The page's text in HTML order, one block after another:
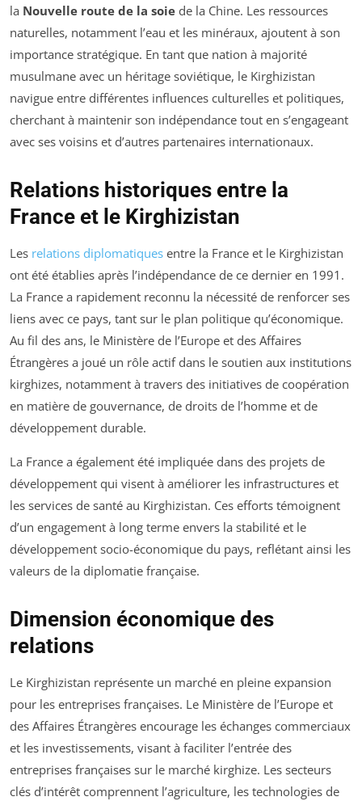
la Nouvelle route de la soie de la Chine. Les ressources
naturelles, notamment l’eau et les minéraux, ajoutent à son
importance stratégique. En tant que nation à majorité
musulmane avec un héritage soviétique, le Kirghizistan
navigue entre différentes influences culturelles et politiques,
cherchant à maintenir son indépendance tout en s’engageant
avec ses voisins et d’autres partenaires internationaux.
Relations historiques entre la
France et le Kirghizistan
Les relations diplomatiques entre la France et le Kirghizistan
ont été établies après l’indépendance de ce dernier en 1991.
La France a rapidement reconnu la nécessité de renforcer ses
liens avec ce pays, tant sur le plan politique qu’économique.
Au fil des ans, le Ministère de l’Europe et des Affaires
Étrangères a joué un rôle actif dans le soutien aux institutions
kirghizes, notamment à travers des initiatives de coopération
en matière de gouvernance, de droits de l’homme et de
développement durable.
La France a également été impliquée dans des projets de
développement qui visent à améliorer les infrastructures et
les services de santé au Kirghizistan. Ces efforts témoignent
d’un engagement à long terme envers la stabilité et le
développement socio-économique du pays, reflétant ainsi les
valeurs de la diplomatie française.
Dimension économique des
relations
Le Kirghizistan représente un marché en pleine expansion
pour les entreprises françaises. Le Ministère de l’Europe et
des Affaires Étrangères encourage les échanges commerciaux
et les investissements, visant à faciliter l’entrée des
entreprises françaises sur le marché kirghize. Les secteurs
clés d’intérêt comprennent l’agriculture, les technologies de